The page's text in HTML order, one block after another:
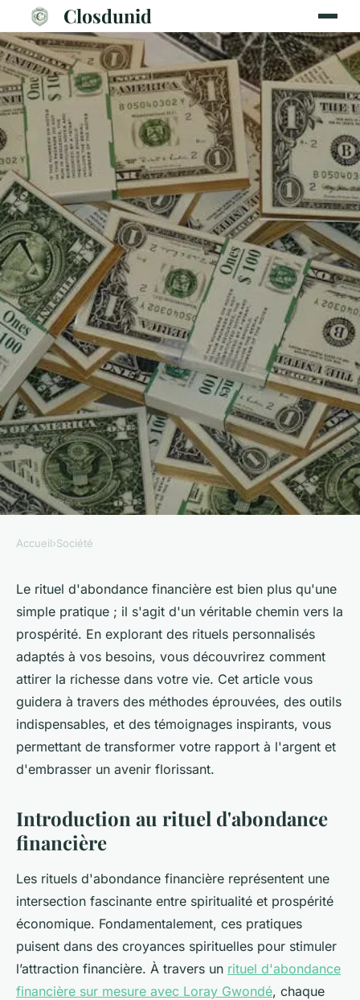
Closdunid
Rituel d'abondance financière
: votre chemin vers la
prospérité
Iris•18 février 2026 •3 min de lecture
Accueil›Société
Le rituel d'abondance financière est bien plus qu'une
simple pratique ; il s'agit d'un véritable chemin vers la
prospérité. En explorant des rituels personnalisés
adaptés à vos besoins, vous découvrirez comment
attirer la richesse dans votre vie. Cet article vous
guidera à travers des méthodes éprouvées, des outils
indispensables, et des témoignages inspirants, vous
permettant de transformer votre rapport à l'argent et
d'embrasser un avenir florissant.
Introduction au rituel d'abondance
financière
Les rituels d'abondance financière représentent une
intersection fascinante entre spiritualité et prospérité
économique. Fondamentalement, ces pratiques
puisent dans des croyances spirituelles pour stimuler
l’attraction financière. À travers un rituel d'abondance
financière sur mesure avec Loray Gwondé, chaque